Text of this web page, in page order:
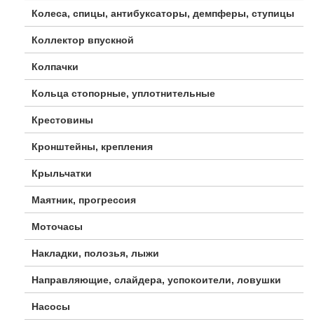
Колеса, спицы, антибуксаторы, демпферы, ступицы
Коллектор впускной
Колпачки
Кольца стопорные, уплотнительные
Крестовины
Кронштейны, крепления
Крыльчатки
Маятник, прогрессия
Моточасы
Накладки, полозья, лыжи
Направляющие, слайдера, успокоители, ловушки
Насосы